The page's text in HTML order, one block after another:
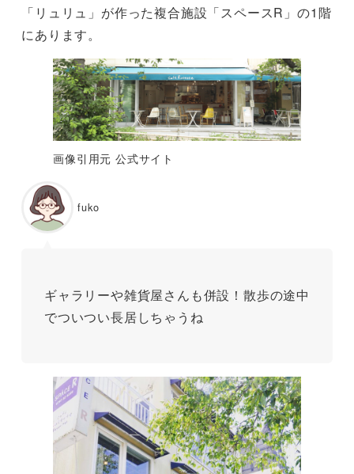
「リュリュ」が作った複合施設「スペースR」の1階
にあります。
画像引用元 公式サイト
fuko
ギャラリーや雑貨屋さんも併設！散歩の途中
でついつい長居しちゃうね